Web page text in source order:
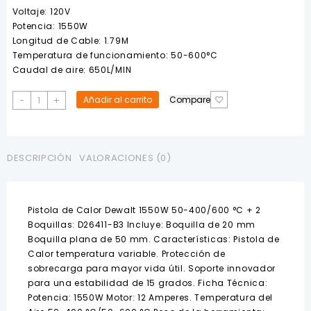
Voltaje: 120V
Potencia: 1550W
Longitud de Cable: 1.79M
Temperatura de funcionamiento: 50-600°C
Caudal de aire: 650L/MIN
-
Pistola
de
D26411
+ Añadir al carrito Compare
DESCRIPCIÓN VALORACIONES (0)
Pistola de Calor Dewalt 1550W 50-400/600 °C + 2
Boquillas: D26411-B3 Incluye: Boquilla de 20 mm
Boquilla plana de 50 mm. Características: Pistola de
Calor temperatura variable. Protección de
sobrecarga para mayor vida útil. Soporte innovador
para una estabilidad de 15 grados. Ficha Técnica:
Potencia: 1550W Motor: 12 Amperes. Temperatura del